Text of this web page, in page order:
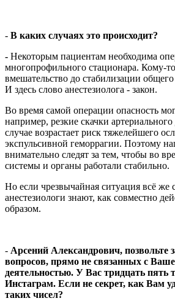
- В каких случаях это происходит?
- Некоторым пациентам необходима
многопрофильного стационара. Кому-
вмешательство до стабилизации
И здесь слово анестезиолога - закон.
Во время самой операции опасность
например, резкие скачки
случае возрастает риск тяжелейшего
экспульсивной геморрагии. Поэтому
внимательно следят за тем, чтобы во
системы и органы работали стабильно.
Но если чрезвычайная ситуация всё же
анестезиологи знают, как совместно
образом.
- Арсений Александрович, позвольте
вопросов, прямо не связанных с
деятельностью. У Вас тридцать пять
Инстаграм. Если не секрет, как Вам
таких чисел?